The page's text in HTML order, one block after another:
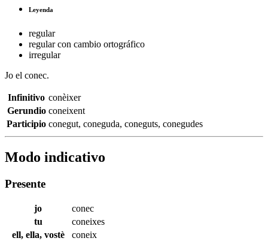
Leyenda
regular
regular con cambio ortográfico
irregular
Jo el conec.
Infinitivo conèixer
Gerundio coneixent
Participio conegut, coneguda, coneguts, conegudes
Modo indicativo
Presente
jo
conec
tu
coneixes
ell, ella, vostè
coneix